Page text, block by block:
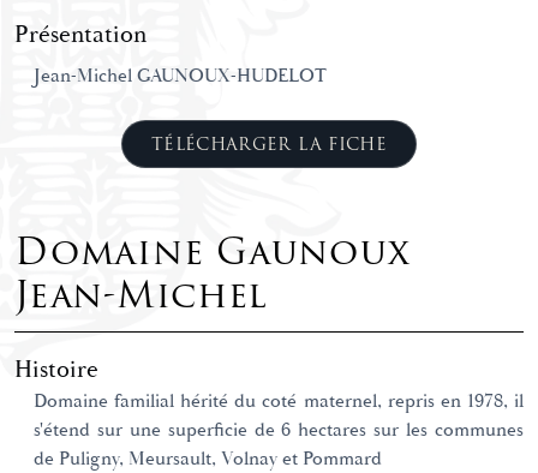
Présentation
Jean-Michel GAUNOUX-HUDELOT
TÉLÉCHARGER LA FICHE
Domaine Gaunoux
Jean-Michel
Histoire
Domaine familial hérité du coté maternel, repris en 1978, il
s'étend sur une superficie de 6 hectares sur les communes
de Puligny, Meursault, Volnay et Pommard